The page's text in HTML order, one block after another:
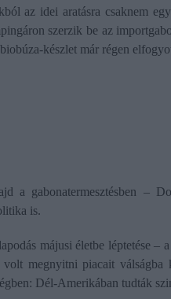
az idei aratásra csaknem
szerzik be az
készlet már régen
a gabonatermesztésben –
is.
májusi életbe léptetése –
megnyitni piacait válságba
Dél-Amerikában tudták